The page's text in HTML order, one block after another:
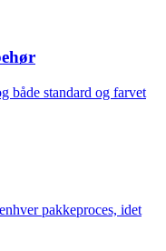
både standard og farvet
pakkeproces, idet